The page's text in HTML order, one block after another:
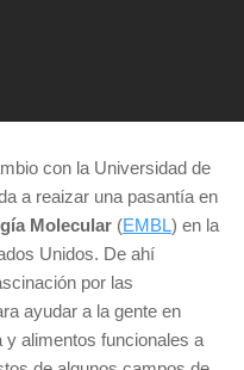
con la Universidad de
a reaizar una pasantía en
Molecular (EMBL) en la
Unidos. De ahí
por las
ayudar a la gente en
alimentos funcionales a